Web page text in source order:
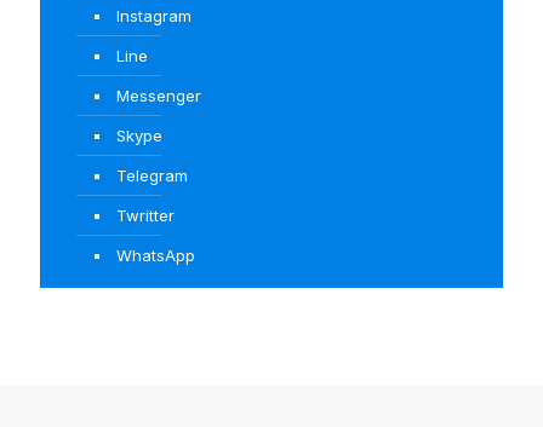
Instagram
Line
Messenger
Skype
Telegram
Twritter
WhatsApp